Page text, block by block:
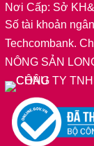
Nơi Cấp: Sở
Số tài khoản
Techcombank.
NÔNG SẢN